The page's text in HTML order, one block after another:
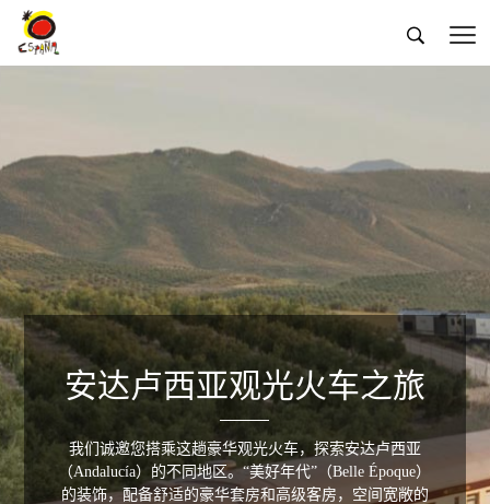
 
安达卢西亚观光火车之旅
我们诚邀您搭乘这趟豪华观光火车，探索安达卢西亚
（Andalucía）的不同地区。“美好年代”（Belle Époque）
的装饰，配备舒适的豪华套房和高级客房，空间宽敞的